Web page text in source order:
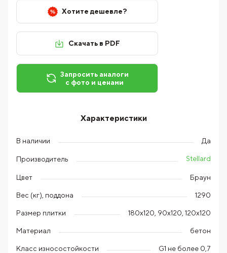
Хотите дешевле?
Скачать в PDF
Запросить аналоги
с фото и ценами
Характеристики
В наличии Да
Производитель Stellard
Цвет Браун
Вес (кг), поддона 1290
Размер плитки 180х120, 90х120, 120х120
Материал бетон
Класс износостойкости G1 не более 0,7